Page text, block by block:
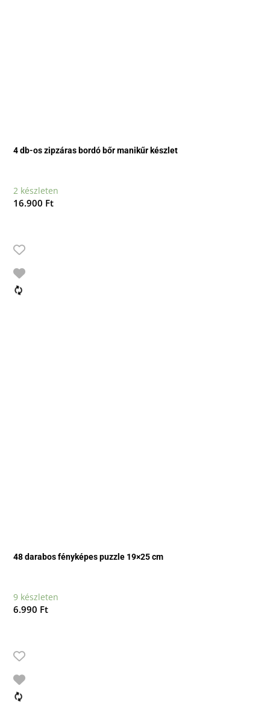
4 db-os zipzáras bordó bőr manikűr készlet
2 készleten
16.900 Ft
48 darabos fényképes puzzle 19×25 cm
9 készleten
6.990 Ft